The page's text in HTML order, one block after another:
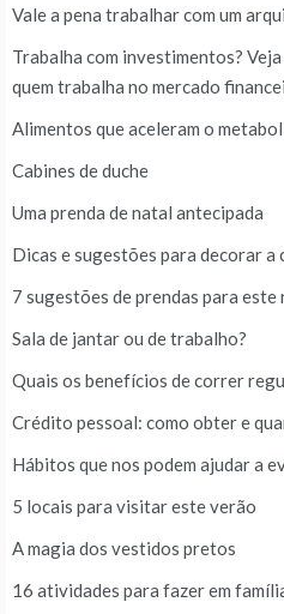
Vale a pena trabalhar com um
Trabalha com investimentos?
quem trabalha no mercado
Alimentos que aceleram o
Cabines de duche
Uma prenda de natal antecipada
Dicas e sugestões para decorar a
7 sugestões de prendas para este
Sala de jantar ou de trabalho?
Quais os benefícios de correr
Crédito pessoal: como obter e
Hábitos que nos podem ajudar a
5 locais para visitar este verão
A magia dos vestidos pretos
16 atividades para fazer em